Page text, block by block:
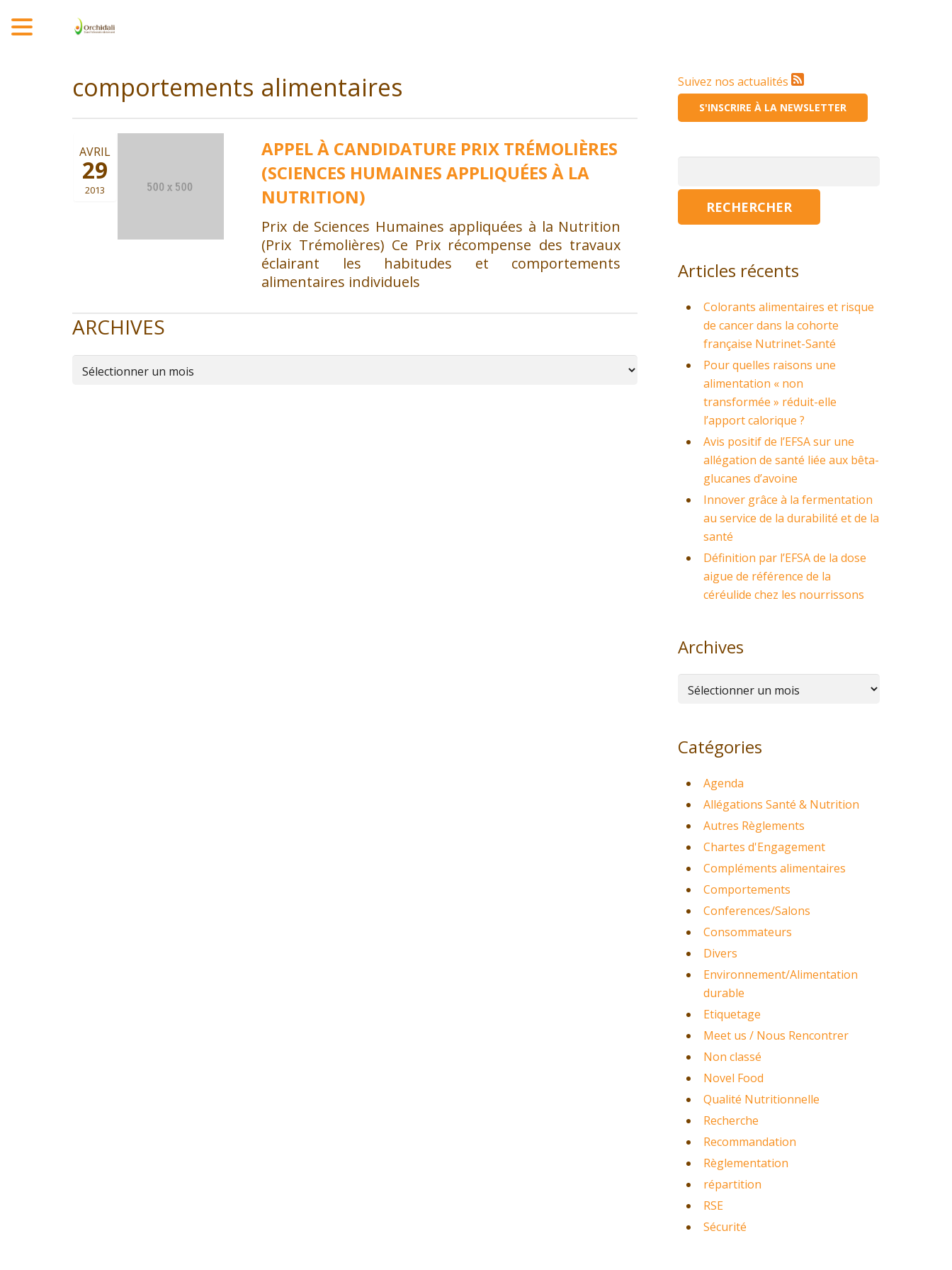
comportements alimentaires
APPEL À CANDIDATURE PRIX TRÉMOLIÈRES
(SCIENCES HUMAINES APPLIQUÉES À LA
NUTRITION)
AVRIL
29
2013
Prix de Sciences Humaines appliquées à la Nutrition
(Prix Trémolières) Ce Prix récompense des travaux
éclairant les habitudes et comportements
alimentaires individuels
ARCHIVES
Archives
Suivez nos actualités
S'INSCRIRE À LA NEWSLETTER
Articles récents
Colorants alimentaires et risque
de cancer dans la cohorte
française Nutrinet-Santé
Pour quelles raisons une
alimentation « non
transformée » réduit-elle
l’apport calorique ?
Avis positif de l’EFSA sur une
allégation de santé liée aux bêta-
glucanes d’avoine
Innover grâce à la fermentation
au service de la durabilité et de la
santé
Définition par l’EFSA de la dose
aigue de référence de la
céréulide chez les nourrissons
Archives
Archives
Catégories
Agenda
Allégations Santé & Nutrition
Autres Règlements
Chartes d'Engagement
Compléments alimentaires
Comportements
Conferences/Salons
Consommateurs
Divers
Environnement/Alimentation
durable
Etiquetage
Meet us / Nous Rencontrer
Non classé
Novel Food
Qualité Nutritionnelle
Recherche
Recommandation
Règlementation
répartition
RSE
Sécurité